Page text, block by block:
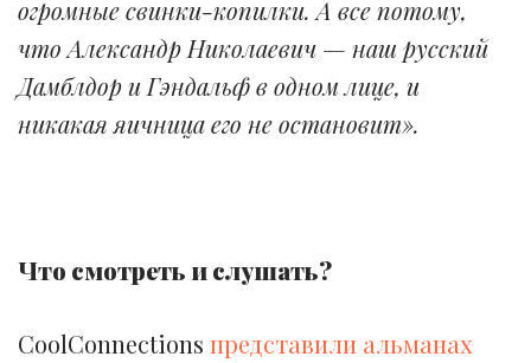
огромные свинки-копилки. А все потому,
что Александр Николаевич — наш русский
Дамблдор и Гэндальф в одном лице, и
никакая яичница его не остановит».
Что смотреть и слушать?
CoolConnections представили альманах